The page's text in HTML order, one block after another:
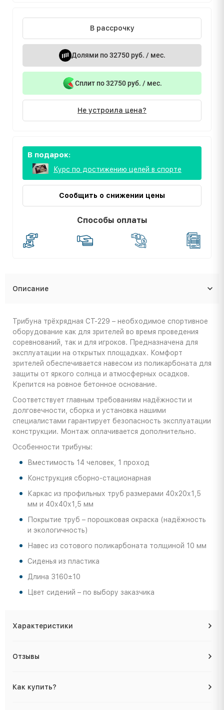
В рассрочку
Долями по 32750 руб. / мес.
Сплит по 32750 руб. / мес.
Не устроила цена?
В подарок:
Курс по достижению целей в спорте
Сообщить о снижении цены
Способы оплаты
Описание
Трибуна трёхрядная СТ-229 – необходимое спортивное
оборудование как для зрителей во время проведения
соревнований, так и для игроков. Предназначена для
эксплуатации на открытых площадках. Комфорт
зрителей обеспечивается навесом из поликарбоната для
защиты от яркого солнца и атмосферных осадков.
Крепится на ровное бетонное основание.
Соответствует главным требованиям надёжности и
долговечности, сборка и установка нашими
специалистами гарантирует безопасность эксплуатации
конструкции. Монтаж оплачивается дополнительно.
Особенности трибуны:
Вместимость 14 человек, 1 проход
Конструкция сборно-стационарная
Каркас из профильных труб размерами 40х20х1,5
мм и 40х40х1,5 мм
Покрытие труб – порошковая окраска (надёжность
и экологичность)
Навес из сотового поликарбоната толщиной 10 мм
Сиденья из пластика
Длина 3160±10
Цвет сидений – по выбору заказчика
Характеристики
Отзывы
Как купить?